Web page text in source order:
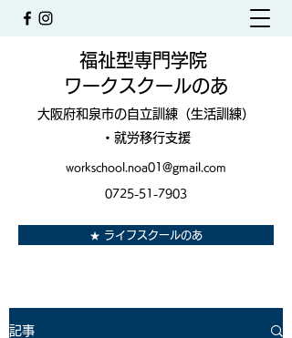
福祉型専門学院
ワークスクールのあ
大阪府和泉市の自立訓練（生活訓練）
・就労移行支援
workschool.noa01@gmail.com
0725-51-7903
★ ライフスクールのあ
記事